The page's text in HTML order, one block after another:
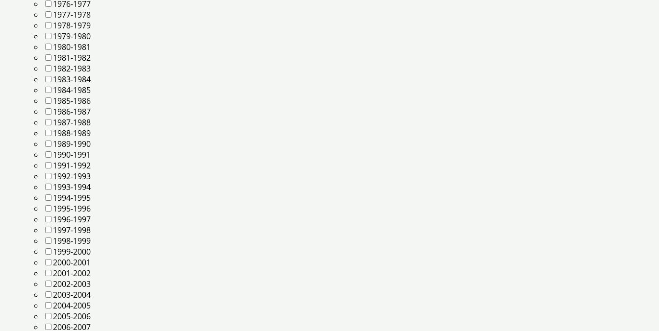
1976-1977
1977-1978
1978-1979
1979-1980
1980-1981
1981-1982
1982-1983
1983-1984
1984-1985
1985-1986
1986-1987
1987-1988
1988-1989
1989-1990
1990-1991
1991-1992
1992-1993
1993-1994
1994-1995
1995-1996
1996-1997
1997-1998
1998-1999
1999-2000
2000-2001
2001-2002
2002-2003
2003-2004
2004-2005
2005-2006
2006-2007